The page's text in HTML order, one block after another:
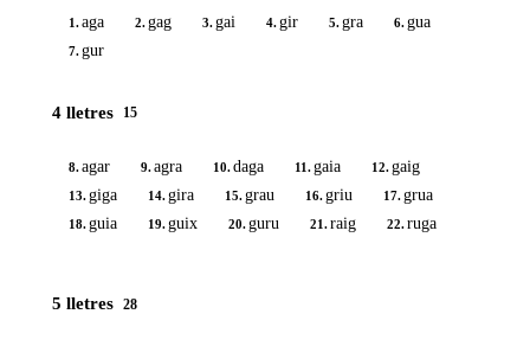
1.aga 2.gag 3.gai 4.gir 5.gra 6.gua
7.gur
4 lletres 15
8.agar 9.agra 10.daga 11.gaia 12.gaig
13.giga 14.gira 15.grau 16.griu 17.grua
18.guia 19.guix 20.guru 21.raig 22.ruga
5 lletres 28